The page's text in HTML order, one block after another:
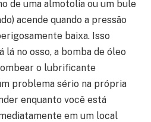
de uma almotolia ou um bule
acende quando a pressão
baixa. Isso
no osso, a bomba de óleo
o lubrificante
problema sério na própria
enquanto você está
em um local